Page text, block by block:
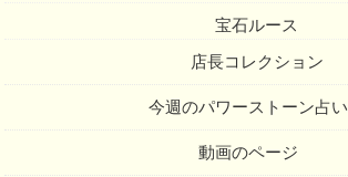
宝石ルース
店長コレクション
今週のパワーストーン占い
動画のページ